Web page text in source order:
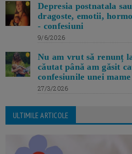
Depresia postnatala
dragoste, emotii,
- confesiuni
9/6/2026
Nu am vrut să renunț
căutat până am găsit
confesiunile unei
27/3/2026
ULTIMILE ARTICOLE